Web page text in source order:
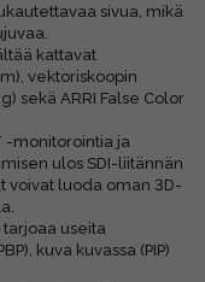
sivua, mikä
kattavat
vektoriskoopin
sekä ARRI False Color
-monitorointia ja
ulos SDI-liitännän
voivat luoda oman 3D-
useita
kuva kuvassa (PIP)